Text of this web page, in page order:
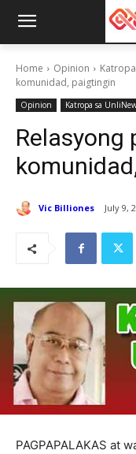
Home Opinion
komunidad, paigtingin
Opinion Katropa sa
Relasyong
Vic Billiones July 9,
PAGPAPALAKAS at